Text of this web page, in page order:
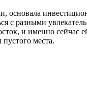
основала
с разными
и именно сейчас
места.